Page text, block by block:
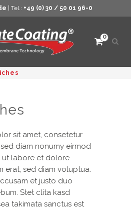
| Tel.: +49 (0) 30 / 50 01 96-0
0
sit amet, consetetur
diam nonumy eirmod
ut labore et dolore
erat, sed diam voluptua.
et justo duo
Stet clita kasd
takimata sanctus est